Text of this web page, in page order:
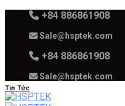
content
+84 886861908
Sale@hsptek.com
+84 886861908
Sale@hsptek.com
Tin Tức